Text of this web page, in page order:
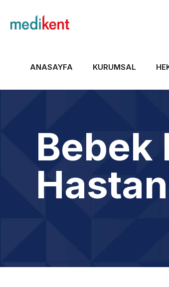
ANASAYFA KURUMSAL
Bebek